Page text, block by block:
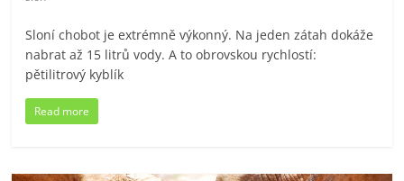
Sloní chobot je extrémně výkonný. Na jeden zátah dokáže
nabrat až 15 litrů vody. A to obrovskou rychlostí:
pětilitrový kyblík
Read more